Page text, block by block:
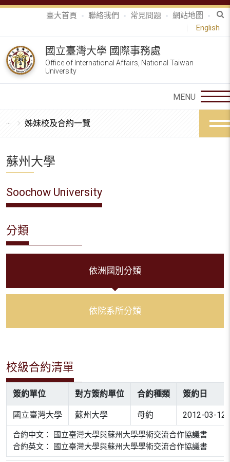
臺大首頁 聯絡我們 常見問題
網站地圖
English
國立臺灣大學 國際事務處
Office of International Affairs, National Taiwan
University
姊妹校及合約一覽
蘇州大學
Soochow University
分類
依洲國別分類
依院系所分類
校級合約清單
簽約單位 對方簽約單位 合約種類 簽約日
國立臺灣大學 蘇州大學 母約 2012-03-12
合約中文： 國立臺灣大學與蘇州大學學術交流合作協議書
合約英文： 國立臺灣大學與蘇州大學學術交流合作協議書